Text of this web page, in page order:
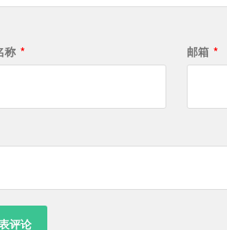
称 * 邮箱 *